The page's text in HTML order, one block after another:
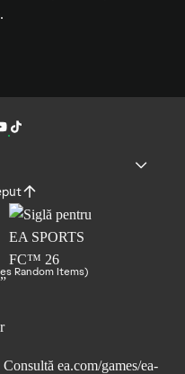
Random Items)
ea.com/games/ea-